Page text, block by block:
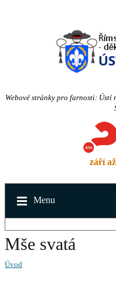
Webové stránky pro farnosti:
září
Menu
Mše svatá
Úvod